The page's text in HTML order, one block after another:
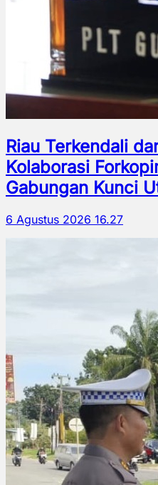
Riau Terkendali
Kolaborasi
Gabungan Kunci
6 Agustus 2026 16.27